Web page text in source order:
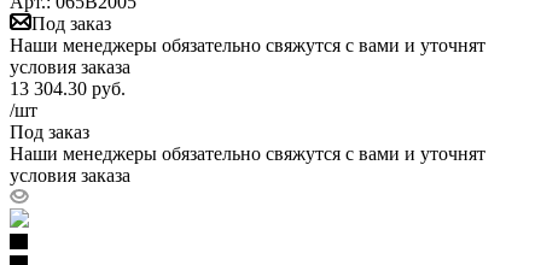
Под заказ
Наши менеджеры обязательно свяжутся с вами и уточнят
условия заказа
13 304.30 руб.
/шт
Под заказ
Наши менеджеры обязательно свяжутся с вами и уточнят
условия заказа